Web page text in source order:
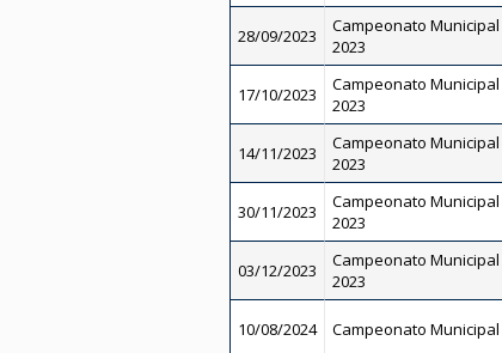
28/09/2023
Campeonato Municipal
2023
17/10/2023
Campeonato Municipal
2023
14/11/2023
Campeonato Municipal
2023
30/11/2023
Campeonato Municipal
2023
03/12/2023
Campeonato Municipal
2023
10/08/2024 Campeonato Municipal